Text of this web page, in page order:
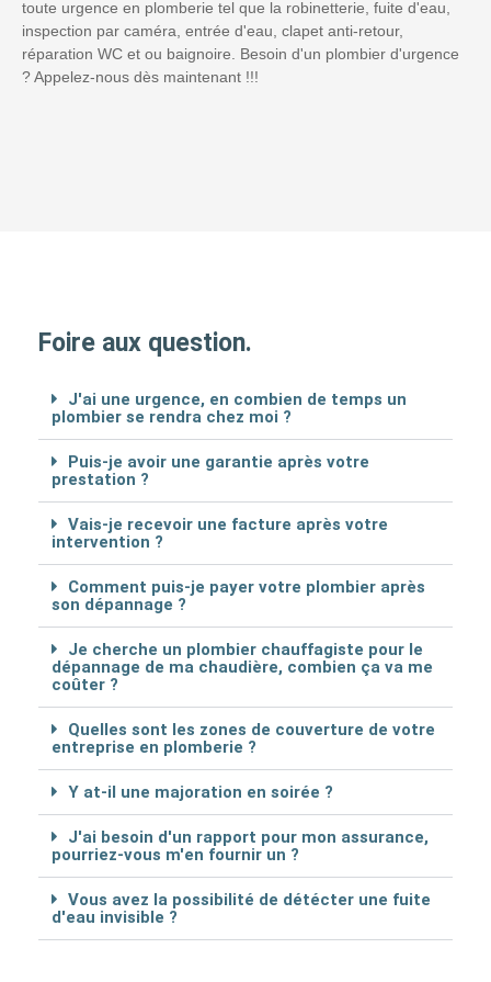
toute urgence en plomberie tel que la robinetterie, fuite d'eau,
inspection par caméra, entrée d'eau, clapet anti-retour,
réparation WC et ou baignoire. Besoin d'un plombier d'urgence
? Appelez-nous dès maintenant !!!
Foire aux question.
J'ai une urgence, en combien de temps un
plombier se rendra chez moi ?
Puis-je avoir une garantie après votre
prestation ?
Vais-je recevoir une facture après votre
intervention ?
Comment puis-je payer votre plombier après
son dépannage ?
Je cherche un plombier chauffagiste pour le
dépannage de ma chaudière, combien ça va me
coûter ?
Quelles sont les zones de couverture de votre
entreprise en plomberie ?
Y at-il une majoration en soirée ?
J'ai besoin d'un rapport pour mon assurance,
pourriez-vous m'en fournir un ?
Vous avez la possibilité de détécter une fuite
d'eau invisible ?